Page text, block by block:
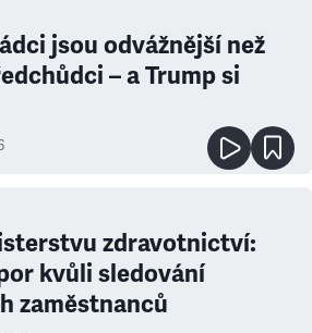
jsou odvážnější než
– a Trump si
zdravotnictví:
kvůli sledování
zaměstnanců